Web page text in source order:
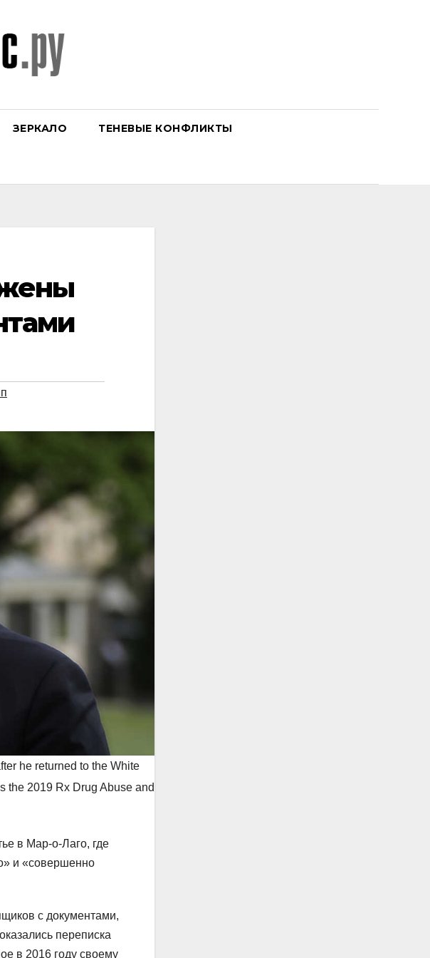
ЗЕРКАЛО ТЕНЕВЫЕ КОНФЛИКТЫ
he returned to the White
the 2019 Rx Drug Abuse and
в Мар-о-Лаго, где
и «совершенно
с документами,
переписка
в 2016 году своему